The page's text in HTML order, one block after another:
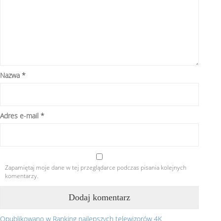
Nazwa *
Adres e-mail *
Zapamiętaj moje dane w tej przeglądarce podczas pisania kolejnych
komentarzy.
Opublikowano w Ranking najlepszych telewizorów 4K